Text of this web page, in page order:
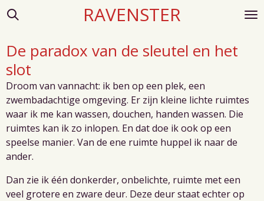
Ga
de
hoofdinhoud
RAVENSTER
De paradox van de sleutel en het
slot
Droom van vannacht: ik ben op een plek, een
zwembadachtige omgeving. Er zijn kleine lichte ruimtes
waar ik me kan wassen, douchen, handen wassen. Die
ruimtes kan ik zo inlopen. En dat doe ik ook op een
speelse manier. Van de ene ruimte huppel ik naar de
ander.
Dan zie ik één donkerder, onbelichte, ruimte met een
veel grotere en zware deur. Deze deur staat echter op